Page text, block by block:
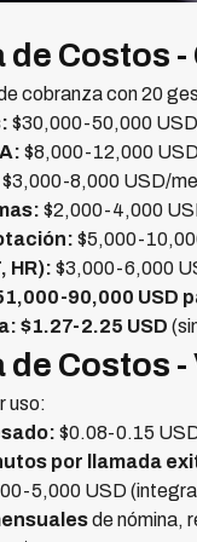
Costos -
cobranza con 20
$30,000-50,000
$8,000-12,000
$3,000-8,000 USD/
$2,000-4,000
$5,000-
HR): $3,000-6,000
90,000 USD
$1.27-2.25 USD
Costos
uso:
$0.08-0.15
por llamada
5,000 USD
de nómina,